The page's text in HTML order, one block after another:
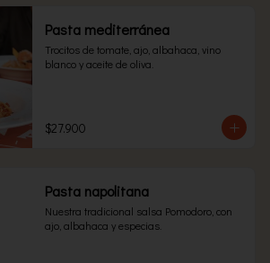
Pasta mediterránea
Trocitos de tomate, ajo, albahaca, vino
blanco y aceite de oliva.
$27.900
Pasta napolitana
Nuestra tradicional salsa Pomodoro, con
ajo, albahaca y especias.